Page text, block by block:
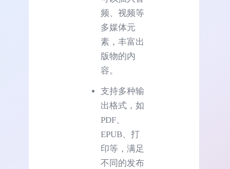
频、视频等
多媒体元
素，丰富出
版物的内
容。
支持多种输
出格式，如
PDF、
EPUB、打
印等，满足
不同的发布